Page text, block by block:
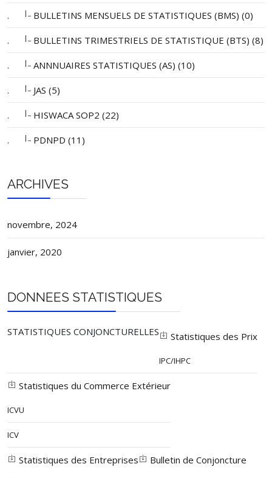
. |_ BULLETINS MENSUELS DE STATISTIQUES (BMS) (0)
. |_ BULLETINS TRIMESTRIELS DE STATISTIQUE (BTS) (8)
. |_ ANNNUAIRES STATISTIQUES (AS) (10)
. |_ JAS (5)
. |_ HISWACA SOP2 (22)
. |_ PDNPD (11)
ARCHIVES
novembre, 2024
janvier, 2020
DONNEES STATISTIQUES
STATISTIQUES CONJONCTURELLES Statistiques des Prix
IPC/IHPC
Statistiques du Commerce Extérieur
ICVU
ICV
Statistiques des Entreprises Bulletin de Conjoncture